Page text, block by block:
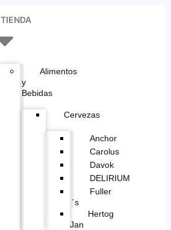
TIENDA
Alimentos
y
Bebidas
Cervezas
Anchor
Carolus
Davok
DELIRIUM
Fuller
´s
Hertog
Jan